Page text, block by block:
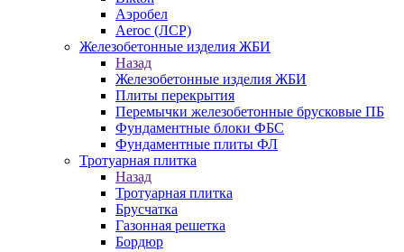
Аэробел
Aeroc (ЛСР)
Железобетонные изделия ЖБИ
Назад
Железобетонные изделия ЖБИ
Плиты перекрытия
Перемычки железобетонные брусковые ПБ
Фундаментные блоки ФБС
Фундаментные плиты ФЛ
Тротуарная плитка
Назад
Тротуарная плитка
Брусчатка
Газонная решетка
Бордюр